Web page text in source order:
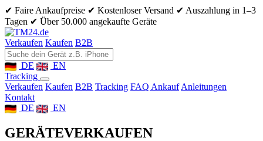
✔ Faire Ankaufpreise ✔ Kostenloser Versand ✔ Auszahlung in 1–3
Tagen ✔ Über 50.000 angekaufte Geräte
Verkaufen Kaufen B2B
DE
EN
Tracking
Verkaufen Kaufen B2B Tracking FAQ Ankauf Anleitungen
Kontakt
DE
EN
GERÄTEVERKAUFEN